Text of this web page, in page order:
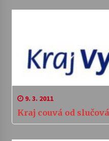
9. 3. 2011
Kraj couvá od